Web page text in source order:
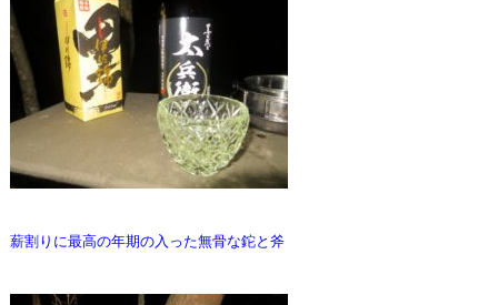
薪割りに最高の年期の入った無骨な鉈と斧